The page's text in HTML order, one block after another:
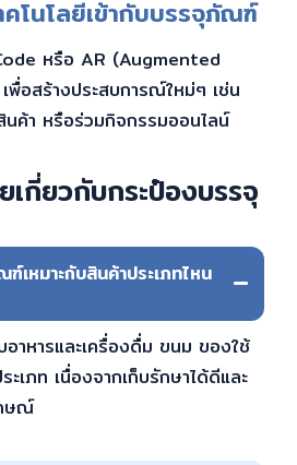
โนโลยีเข้ากับบรรจุภัณฑ์
หรือ AR (Augmented
อสร้างประสบการณ์ใหม่ๆ เช่น
ค้า หรือร่วมกิจกรรมออนไลน์
กี่ยวกับกระป๋องบรรจุ
เหมาะกับสินค้าประเภทไหน
าหารและเครื่องดื่ม ขนม ของใช้
ะเภท เนื่องจากเก็บรักษาได้ดีและ
ษณ์